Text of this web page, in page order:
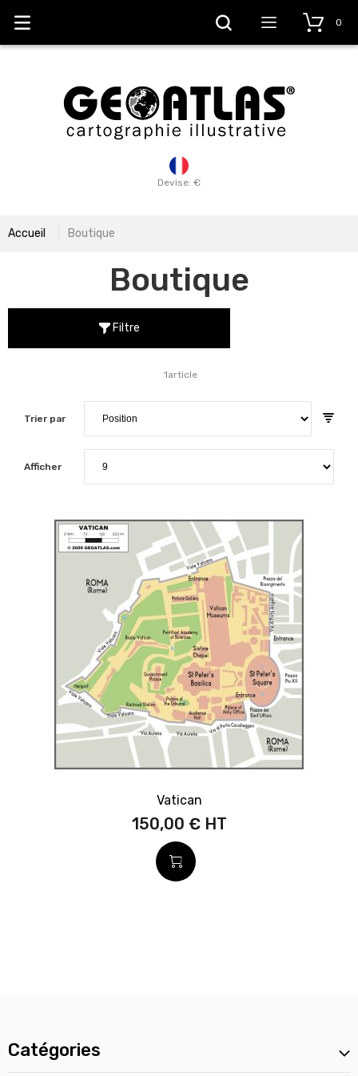
Devise: €
0
Accueil Boutique
Boutique
Filtre
Trier par
1article
Afficher
Vatican
150,00 €
Catégories